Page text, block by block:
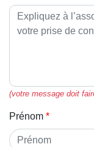
(votre message doit
Prénom